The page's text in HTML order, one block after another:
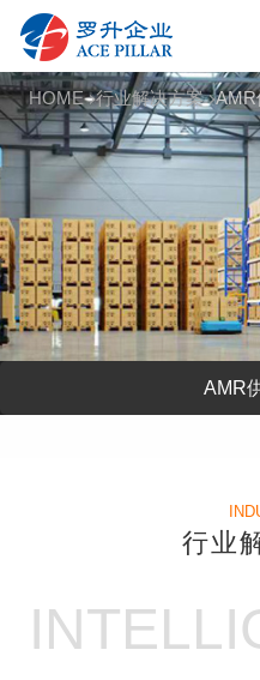
HOME 行业解决方案 AMR
AMR
行业